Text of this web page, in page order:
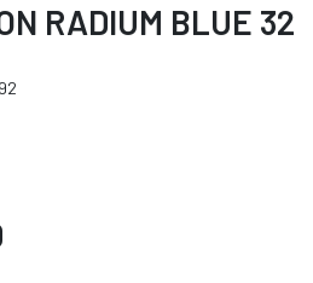
RADIUM BLUE 32